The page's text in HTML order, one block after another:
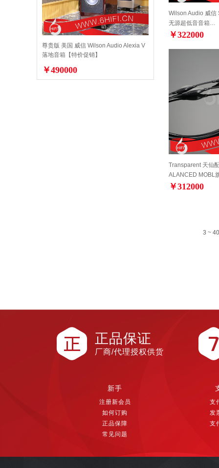
尊贵版 美国 威信 Wilson Audio Alexia V
落地音箱【特价促销】
￥490000
Wilson Audio 威
无源超低音音箱…
￥322000
Transparent 天仙
ALANCED MOBL
￥312000
3 ~ 40
正品保证
厂商/代理授权供货
新手
注册新会员
如何订购
正品保障
常见问题
支
发
支